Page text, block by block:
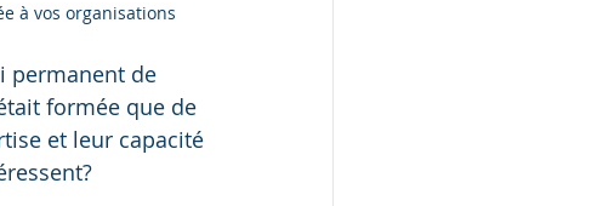
à vos organisations
permanent de
formée que de
et leur capacité